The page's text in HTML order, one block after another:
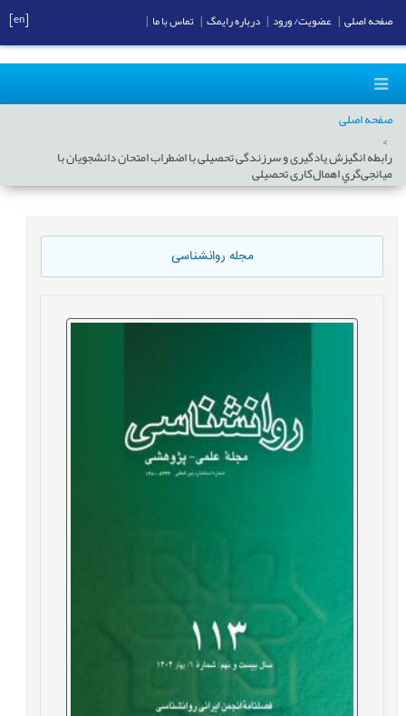
صفحه اصلی
رابطه انگيزش يادگيری و سرزندگی تحصيلی با اضطراب امتحان دانشجويان با
ميانجی‌گري اهمال‌كاری تحصيلی
مجله روانشناسی
صفحه اصلی عضویت/ ورود درباره رایمگ تماس با ما